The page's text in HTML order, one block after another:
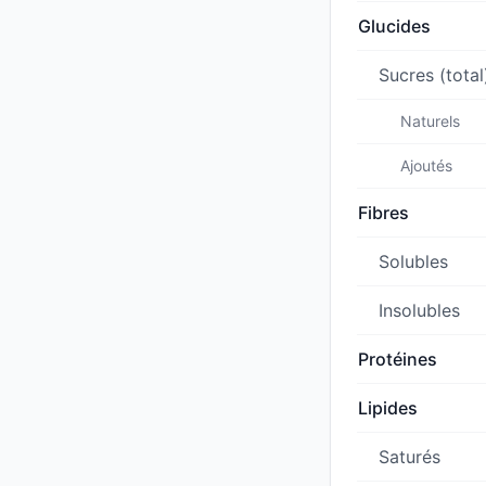
Glucides
Sucres
Naturels
Ajoutés
Fibres
Solubles
Insolubles
Protéines
Lipides
Saturés